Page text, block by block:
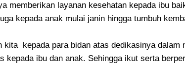
memberikan layanan kesehatan kepada ibu
kepada anak mulai janin hingga tumbuh
kita kepada para bidan atas dedikasinya dalam
kepada ibu dan anak. Sehingga ikut serta